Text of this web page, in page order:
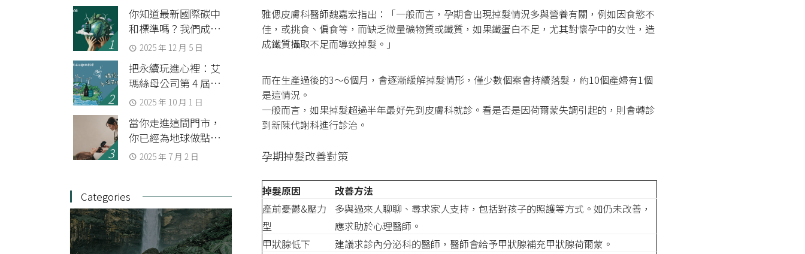
雅偲皮膚科醫師魏嘉宏指出：「一般而言，孕期會出現掉髮情況多與營養有關，例如因食慾不
佳，或挑食、偏食等，而缺乏微量礦物質或鐵質，如果鐵蛋白不足，尤其對懷孕中的女性，造
成鐵質攝取不足而導致掉髮。」
而在生產過後的3～6個月，會逐漸緩解掉髮情形，僅少數個案會持續落髮，約10個產婦有1個
是這情況。
一般而言，如果掉髮超過半年最好先到皮膚科就診。看是否是因荷爾蒙失調引起的，則會轉診
到新陳代謝科進行診治。
孕期掉髮改善對策
掉髮原因
改善方法
產前憂鬱&壓力
型
多與過來人聊聊、尋求家人支持，包括對孩子的照護等方式。如仍未改善，
應求助於心理醫師。
甲狀腺低下
建議求診內分泌科的醫師，醫師會給予甲狀腺補充甲狀腺荷爾蒙。
你知道最新國際碳中
和標準嗎？我們成為
第一家通過 BSI 查證
牌
2025 年 12 月 5 日
把永續玩進心裡：艾
瑪絲母公司第 4 屆
SDGs 永續共識運動會
2025 年 10 月 1 日
當你走進這間門市，
你已經為地球做點事
了 2025 年 7 月 2 日
Categories